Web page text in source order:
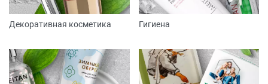
Декоративная косметика Гигиена